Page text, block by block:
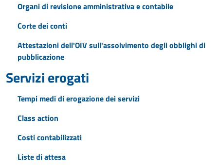
Organi di revisione amministrativa e contabile
Corte dei conti
Attestazioni dell'OIV sull'assolvimento degli obblighi di
pubblicazione
Servizi erogati
Tempi medi di erogazione dei servizi
Class action
Costi contabilizzati
Liste di attesa